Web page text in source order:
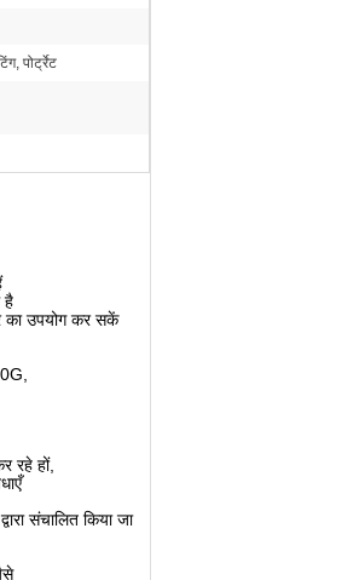
पोर्ट्रेट
है
का उपयोग कर सकें
रहे हों,
संचालित किया जा